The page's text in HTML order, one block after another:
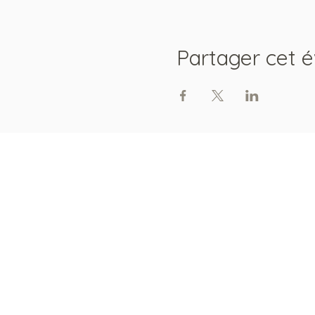
Partager cet